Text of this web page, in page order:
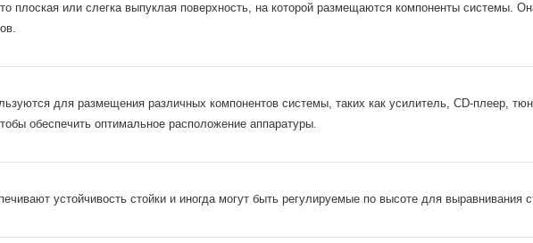
плоская или слегка выпуклая поверхность, на которой размещаются компоненты системы.
для размещения различных компонентов системы, таких как усилитель, CD-плеер,
обеспечить оптимальное расположение аппаратуры.
устойчивость стойки и иногда могут быть регулируемые по высоте для выравнивания